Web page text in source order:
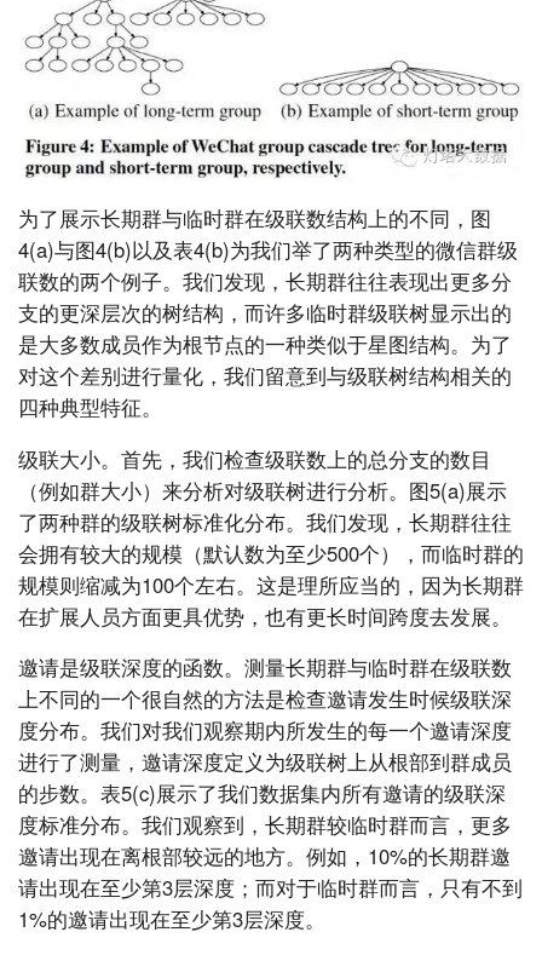
为了展示长期群与临时群在级联数结构上的不同，图
4(a)与图4(b)以及表4(b)为我们举了两种类型的微信群级
联数的两个例子。我们发现，长期群往往表现出更多分
支的更深层次的树结构，而许多临时群级联树显示出的
是大多数成员作为根节点的一种类似于星图结构。为了
对这个差别进行量化，我们留意到与级联树结构相关的
四种典型特征。
级联大小。首先，我们检查级联数上的总分支的数目
（例如群大小）来分析对级联树进行分析。图5(a)展示
了两种群的级联树标准化分布。我们发现，长期群往往
会拥有较大的规模（默认数为至少500个），而临时群的
规模则缩减为100个左右。这是理所应当的，因为长期群
在扩展人员方面更具优势，也有更长时间跨度去发展。
邀请是级联深度的函数。测量长期群与临时群在级联数
上不同的一个很自然的方法是检查邀请发生时候级联深
度分布。我们对我们观察期内所发生的每一个邀请深度
进行了测量，邀请深度定义为级联树上从根部到群成员
的步数。表5(c)展示了我们数据集内所有邀请的级联深
度标准分布。我们观察到，长期群较临时群而言，更多
邀请出现在离根部较远的地方。例如，10%的长期群邀
请出现在至少第3层深度；而对于临时群而言，只有不到
1%的邀请出现在至少第3层深度。